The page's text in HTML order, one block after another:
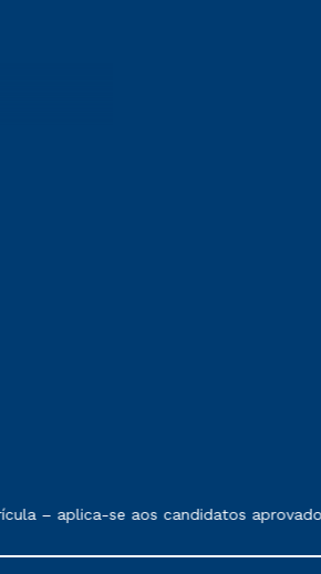
de serviços.
– aplica-se aos candidatos